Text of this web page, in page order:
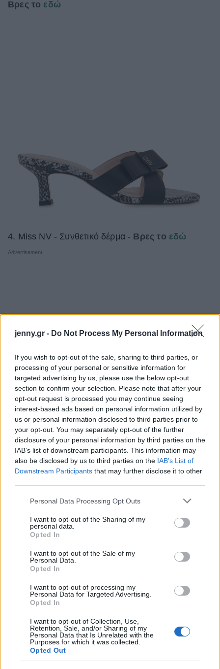
jenny.gr - Do Not Process My Personal Information
If you wish to opt-out of the sale, sharing to third parties, or
processing of your personal or sensitive information for
targeted advertising by us, please use the below opt-out
section to confirm your selection. Please note that after your
opt-out request is processed you may continue seeing
interest-based ads based on personal information utilized by
us or personal information disclosed to third parties prior to
your opt-out. You may separately opt-out of the further
disclosure of your personal information by third parties on the
IAB’s list of downstream participants. This information may
also be disclosed by us to third parties on the IAB’s List of
Downstream Participants that may further disclose it to other
Please note that this website/app uses one or more Google
not limited to your visit or usage behaviour. You may click to
grant or deny consent to Google and its third-party tags to
use your data for below specified purposes in below Google
consent section.
Personal Data Processing Opt Outs
I want to opt-out of the Sharing of my
personal data.
Opted In
I want to opt-out of the Sale of my
Personal Data.
Opted In
I want to opt-out of processing my
Personal Data for Targeted Advertising.
Opted In
I want to opt-out of Collection, Use,
Retention, Sale, and/or Sharing of my
Personal Data that Is Unrelated with the
Purposes for which it was collected.
Opted Out
Βρες το εδώ
4. Miss NV - Συνθετικό δέρμα - Βρες το εδώ